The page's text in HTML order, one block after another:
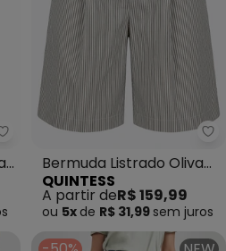
Malwee - Bermuda Jorts em
Bermuda Listrado Oliva
em Poliéster com
Algodão
QUINTESS
A partir deR$ 159,99
ou 5x de R$ 31,99 sem juros